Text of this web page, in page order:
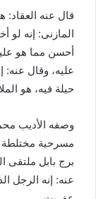
قال عنه العقاد:
المازنى: إنه لو
أحسن مما هو
عليه، وقال عنه:
حيلة فيه، هو
وصفه الأديب
مسرحية مختلطة
برج بابل ملتقى
عنه: إنه الرجل